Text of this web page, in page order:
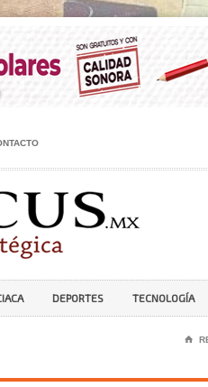
DEPORTES TECNOLOGÍA
⌂